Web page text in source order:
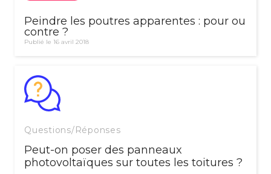
Peindre les poutres apparentes : pour ou
contre ?
Publié le 16 avril 2018
Questions/Réponses
Peut-on poser des panneaux
photovoltaïques sur toutes les toitures ?